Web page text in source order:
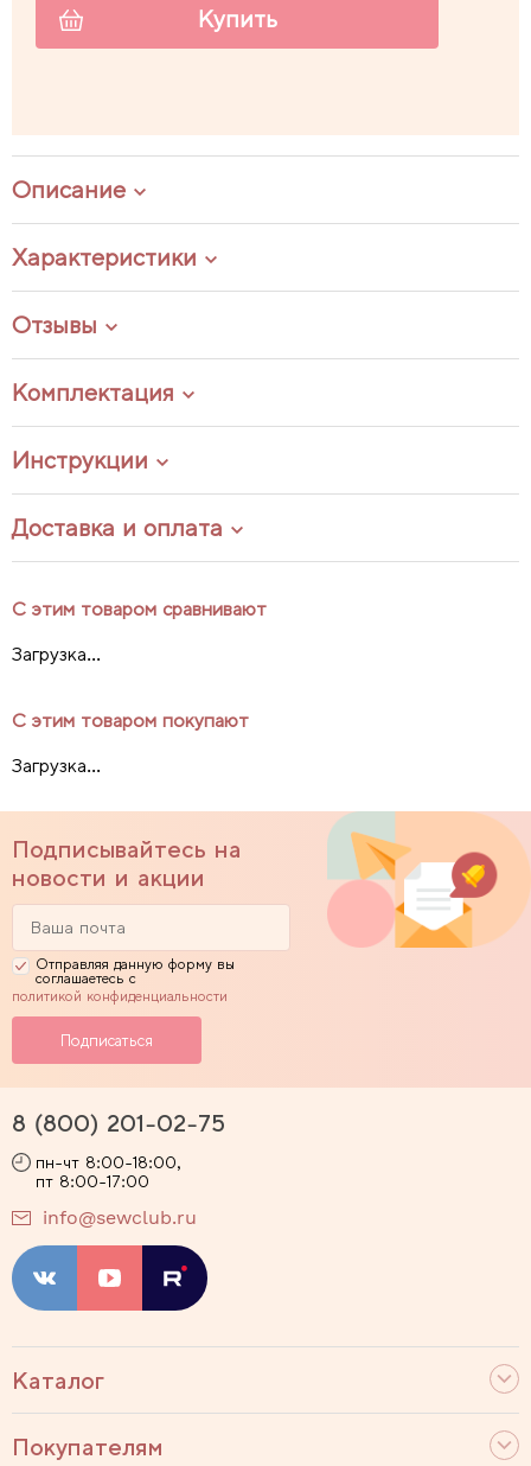
Купить
Описание
Характеристики
Отзывы
Комплектация
Инструкции
Доставка и оплата
С этим товаром сравнивают
Загрузка...
С этим товаром покупают
Загрузка...
Подписывайтесь на
новости и акции
Отправляя данную форму вы
соглашаетесь с
политикой конфиденциальности
Каталог
Покупателям
8 (800) 201-02-75
пн-чт 8:00-18:00,
пт 8:00-17:00
info@sewclub.ru